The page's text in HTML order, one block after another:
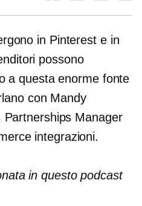
in Pinterest e in
possono
a questa enorme fonte
con Mandy
Manager
integrazioni.
in questo podcast